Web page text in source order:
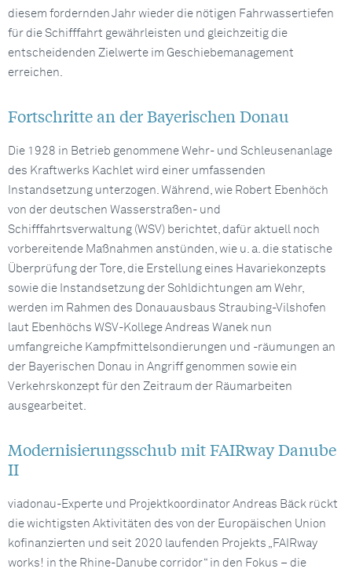
diesem fordernden Jahr wieder die nötigen Fahrwassertiefen
für die Schifffahrt gewährleisten und gleichzeitig die
entscheidenden Zielwerte im Geschiebemanagement
erreichen.
Fortschritte an der Bayerischen Donau
Die 1928 in Betrieb genommene Wehr- und Schleusenanlage
des Kraftwerks Kachlet wird einer umfassenden
Instandsetzung unterzogen. Während, wie Robert Ebenhöch
von der deutschen Wasserstraßen- und
Schifffahrtsverwaltung (WSV) berichtet, dafür aktuell noch
vorbereitende Maßnahmen anstünden, wie u. a. die statische
Überprüfung der Tore, die Erstellung eines Havariekonzepts
sowie die Instandsetzung der Sohldichtungen am Wehr,
werden im Rahmen des Donauausbaus Straubing-Vilshofen
laut Ebenhöchs WSV-Kollege Andreas Wanek nun
umfangreiche Kampfmittelsondierungen und -räumungen an
der Bayerischen Donau in Angriff genommen sowie ein
Verkehrskonzept für den Zeitraum der Räumarbeiten
ausgearbeitet.
Modernisierungsschub mit FAIRway Danube
II
viadonau-Experte und Projektkoordinator Andreas Bäck rückt
die wichtigsten Aktivitäten des von der Europäischen Union
kofinanzierten und seit 2020 laufenden Projekts „FAIRway
works! in the Rhine-Danube corridor“ in den Fokus – die